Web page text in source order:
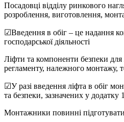
Посадовці відділу ринкового
розроблення, виготовлення,
☑Введення в обіг – це надання
господарської діяльності
Ліфти та компоненти безпеки для
регламенту, належного монтажу,
☑У разі введення ліфта в обіг
та безпеки, зазначених у додатку
Монтажники повинні підготувати